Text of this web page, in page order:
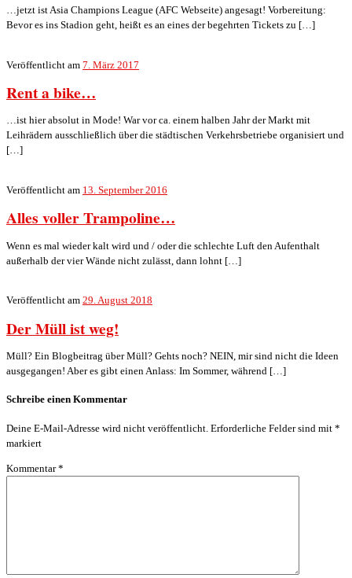
…jetzt ist Asia Champions League (AFC Webseite) angesagt! Vorbereitung:
Bevor es ins Stadion geht, heißt es an eines der begehrten Tickets zu […]
Veröffentlicht am 7. März 2017
Rent a bike…
…ist hier absolut in Mode! War vor ca. einem halben Jahr der Markt mit
Leihrädern ausschließlich über die städtischen Verkehrsbetriebe organisiert und
[…]
Veröffentlicht am 13. September 2016
Alles voller Trampoline…
Wenn es mal wieder kalt wird und / oder die schlechte Luft den Aufenthalt
außerhalb der vier Wände nicht zulässt, dann lohnt […]
Veröffentlicht am 29. August 2018
Der Müll ist weg!
Müll? Ein Blogbeitrag über Müll? Gehts noch? NEIN, mir sind nicht die Ideen
ausgegangen! Aber es gibt einen Anlass: Im Sommer, während […]
Schreibe einen Kommentar
Deine E-Mail-Adresse wird nicht veröffentlicht. Erforderliche Felder sind mit *
markiert
Kommentar*